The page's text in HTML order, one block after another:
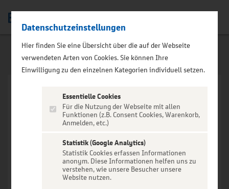
VERANSTALTUNG NICHT
GEFUNDEN
Datenschutzeinstellungen
Hier finden Sie eine Übersicht über die auf der Webseite
verwendeten Arten von Cookies. Sie können Ihre
Einwilligung zu den einzelnen Kategorien individuell setzen.
Essentielle Cookies
Für die Nutzung der Webseite mit allen
Funktionen (z.B. Consent Cookies, Warenkorb,
Anmelden, etc.)
Statistik (Google Analytics)
Statistik Cookies erfassen Informationen
anonym. Diese Informationen helfen uns zu
verstehen, wie unsere Besucher unsere
Website nutzen.